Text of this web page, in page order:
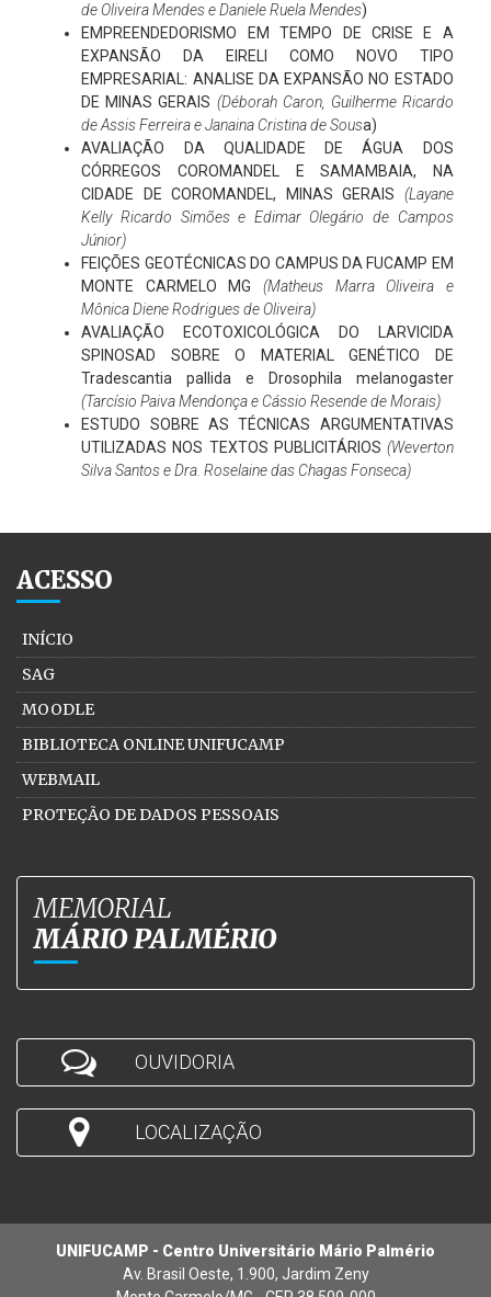
de Oliveira Mendes e Daniele Ruela Mendes)
EMPREENDEDORISMO EM TEMPO DE CRISE E A
EXPANSÃO DA EIRELI COMO NOVO TIPO
EMPRESARIAL: ANALISE DA EXPANSÃO NO ESTADO
DE MINAS GERAIS (Déborah Caron, Guilherme Ricardo
de Assis Ferreira e Janaina Cristina de Sousa)
AVALIAÇÃO DA QUALIDADE DE ÁGUA DOS
CÓRREGOS COROMANDEL E SAMAMBAIA, NA
CIDADE DE COROMANDEL, MINAS GERAIS
(Layane
Kelly Ricardo Simões e Edimar Olegário de Campos
Júnior)
FEIÇÕES GEOTÉCNICAS DO CAMPUS DA FUCAMP EM
MONTE CARMELO MG
(Matheus Marra Oliveira e
Mônica Diene Rodrigues de Oliveira)
AVALIAÇÃO ECOTOXICOLÓGICA DO LARVICIDA
SPINOSAD SOBRE O MATERIAL GENÉTICO DE
Tradescantia pallida e Drosophila melanogaster
(Tarcísio Paiva Mendonça e Cássio Resende de Morais)
ESTUDO SOBRE AS TÉCNICAS ARGUMENTATIVAS
UTILIZADAS NOS TEXTOS PUBLICITÁRIOS (Weverton
Silva Santos e Dra. Roselaine das Chagas Fonseca)
ACESSO
INÍCIO
SAG
MOODLE
BIBLIOTECA ONLINE UNIFUCAMP
WEBMAIL
PROTEÇÃO DE DADOS PESSOAIS
MEMORIAL
MÁRIO PALMÉRIO
OUVIDORIA
LOCALIZAÇÃO
UNIFUCAMP - Centro Universitário Mário Palmério
Av. Brasil Oeste, 1.900, Jardim Zeny